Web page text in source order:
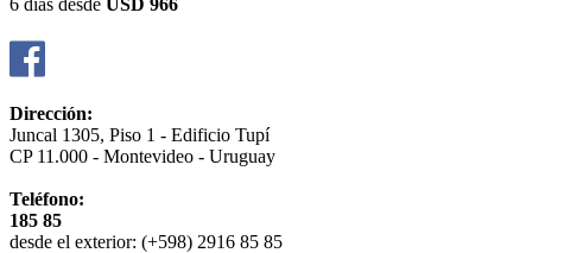
Dirección:
Juncal 1305, Piso 1 - Edificio Tupí
CP 11.000 - Montevideo - Uruguay
Teléfono:
185 85
desde el exterior: (+598) 2916 85 85